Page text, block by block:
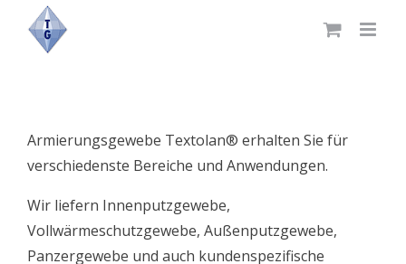
Armierungsgewebe Textolan® erhalten Sie für
verschiedenste Bereiche und Anwendungen.
Wir liefern Innenputzgewebe,
Vollwärmeschutzgewebe, Außenputzgewebe,
Panzergewebe und auch kundenspezifische